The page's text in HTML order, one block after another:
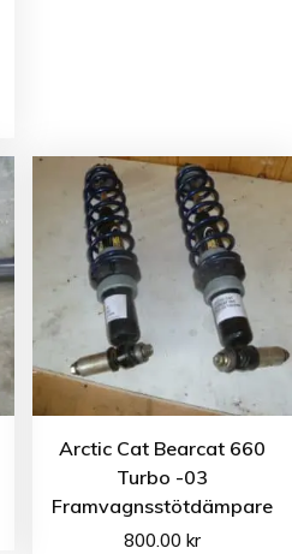
Arctic Cat Bearcat 660
Turbo -03
Framvagnsstötdämpare
800.00 kr